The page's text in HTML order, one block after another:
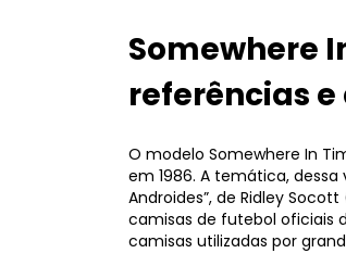
Somewhere
referências
O modelo Somewhere In
em 1986. A temática,
Androides”, de Ridley
camisas de futebol oficiais
camisas utilizadas por